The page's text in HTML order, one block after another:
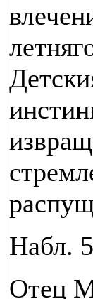
Набл.
Отец